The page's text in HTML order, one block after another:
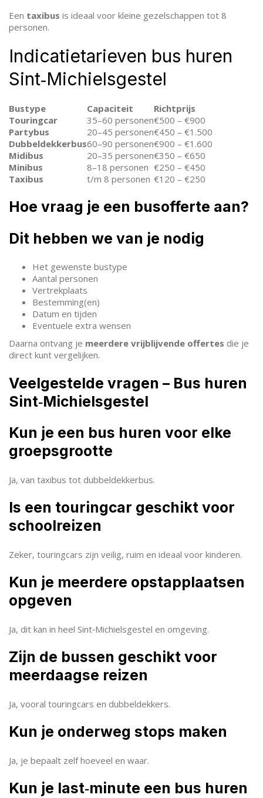
Een taxibus is ideaal voor kleine gezelschappen tot 8
personen.
Indicatietarieven bus huren
Sint‑Michielsgestel
Bustype Capaciteit
Richtprijs
Touringcar
35–60 personen€500 – €900
Partybus
20–45 personen€450 – €1.500
Dubbeldekkerbus60–90 personen€900 – €1.600
Midibus
20–35 personen€350 – €650
Minibus
8–18 personen €250 – €450
Taxibus
t/m 8 personen €120 – €250
Hoe vraag je een busofferte aan?
Dit hebben we van je nodig
Het gewenste bustype
Aantal personen
Vertrekplaats
Bestemming(en)
Datum en tijden
Eventuele extra wensen
Daarna ontvang je meerdere vrijblijvende offertes die je
direct kunt vergelijken.
Veelgestelde vragen – Bus huren
Sint‑Michielsgestel
Kun je een bus huren voor elke
groepsgrootte
Ja, van taxibus tot dubbeldekkerbus.
Is een touringcar geschikt voor
schoolreizen
Zeker, touringcars zijn veilig, ruim en ideaal voor kinderen.
Kun je meerdere opstapplaatsen
opgeven
Ja, dit kan in heel Sint‑Michielsgestel en omgeving.
Zijn de bussen geschikt voor
meerdaagse reizen
Ja, vooral touringcars en dubbeldekkers.
Kun je onderweg stops maken
Ja, je bepaalt zelf hoeveel en waar.
Kun je last‑minute een bus huren